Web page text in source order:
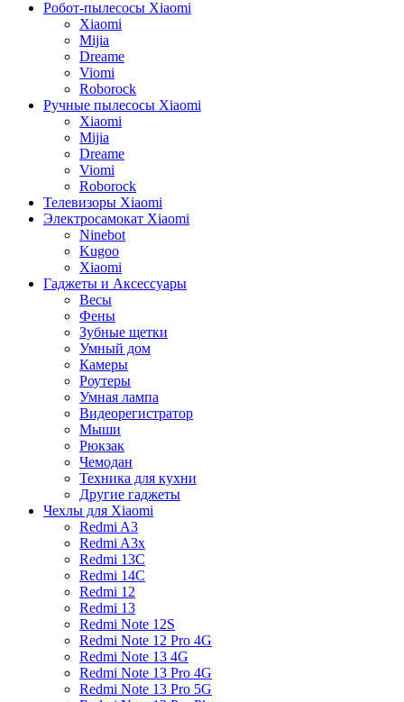
Робот-пылесосы Xiaomi
Xiaomi
Mijia
Dreame
Viomi
Roborock
Ручные пылесосы Xiaomi
Xiaomi
Mijia
Dreame
Viomi
Roborock
Телевизоры Xiaomi
Электросамокат Xiaomi
Ninebot
Kugoo
Xiaomi
Гаджеты и Аксессуары
Весы
Фены
Зубные щетки
Умный дом
Камеры
Роутеры
Умная лампа
Видеорегистратор
Мыши
Рюкзак
Чемодан
Техника для кухни
Другие гаджеты
Чехлы для Xiaomi
Redmi A3
Redmi A3x
Redmi 13C
Redmi 14C
Redmi 12
Redmi 13
Redmi Note 12S
Redmi Note 12 Pro 4G
Redmi Note 13 4G
Redmi Note 13 Pro 4G
Redmi Note 13 Pro 5G